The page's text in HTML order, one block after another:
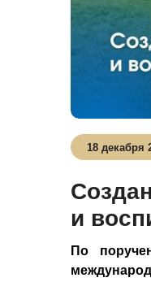
18 декабря
и
По